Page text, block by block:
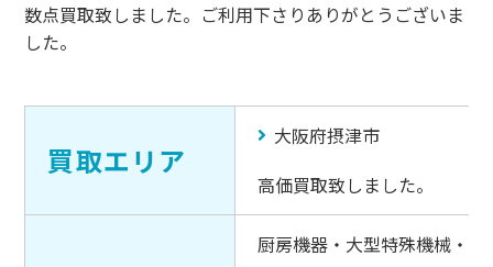
数点買取致しました。ご利用下さりありがとうございま
した。
買取エリア
大阪府摂津市
高価買取致しました。
厨房機器・大型特殊機械・